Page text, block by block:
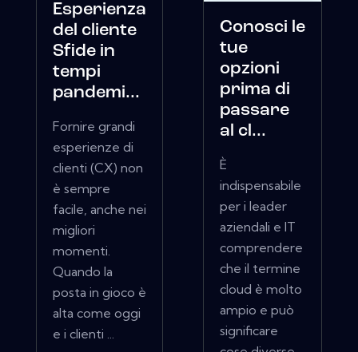
Esperienza
del cliente
Sfide in
tempi
pandemi...
Fornire grandi
esperienze di
clienti (CX) non
è sempre
facile, anche nei
migliori
momenti.
Quando la
posta in gioco è
alta come oggi
e i clienti ...
Conosci le
tue
opzioni
prima di
passare
al cl...
È
indispensabile
per i leader
aziendali e IT
comprendere
che il termine
cloud è molto
ampio e può
significare